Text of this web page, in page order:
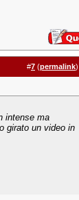
#7 (permalink)
intense ma
girato un video in